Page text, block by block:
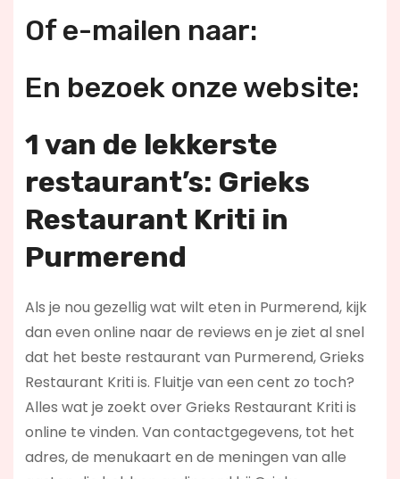
Of e-mailen naar:
En bezoek onze website:
1 van de lekkerste
restaurant’s: Grieks
Restaurant Kriti in
Purmerend
Als je nou gezellig wat wilt eten in Purmerend, kijk
dan even online naar de reviews en je ziet al snel
dat het beste restaurant van Purmerend, Grieks
Restaurant Kriti is. Fluitje van een cent zo toch?
Alles wat je zoekt over Grieks Restaurant Kriti is
online te vinden. Van contactgegevens, tot het
adres, de menukaart en de meningen van alle